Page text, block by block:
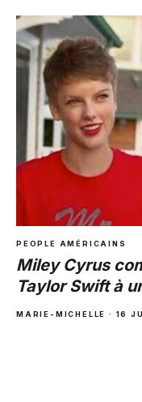
PEOPLE AMÉRICAINS
Miley Cyrus
Taylor Swift à
MARIE-MICHELLE · 16